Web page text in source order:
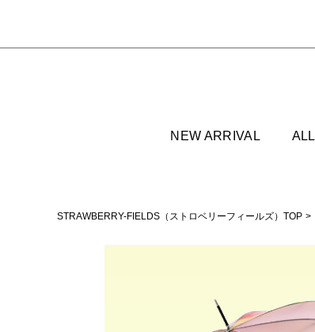
NEW ARRIVAL ALL
STRAWBERRY-FIELDS（ストロベリーフィールズ）TOP